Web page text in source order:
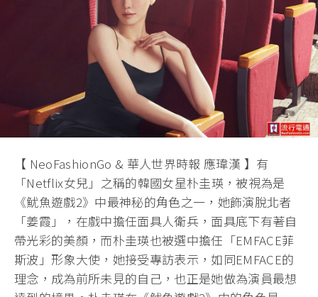
【 NeoFashionGo & 華人世界時報 應瑋漢 】有
「Netflix女兒」之稱的韓國女星朴圭瑛，被視為是
《魷魚遊戲2》中最神秘的角色之一，她飾演脫北者
「姜霞」，在戲中擔任面具人衛兵，面具底下有著自
帶光彩的美顏，而朴圭瑛也被選中擔任「EMFACE菲
斯波」形象大使，她接受專訪表示，如同EMFACE的
理念，成為前所未見的自己，也正是她做為演員最想